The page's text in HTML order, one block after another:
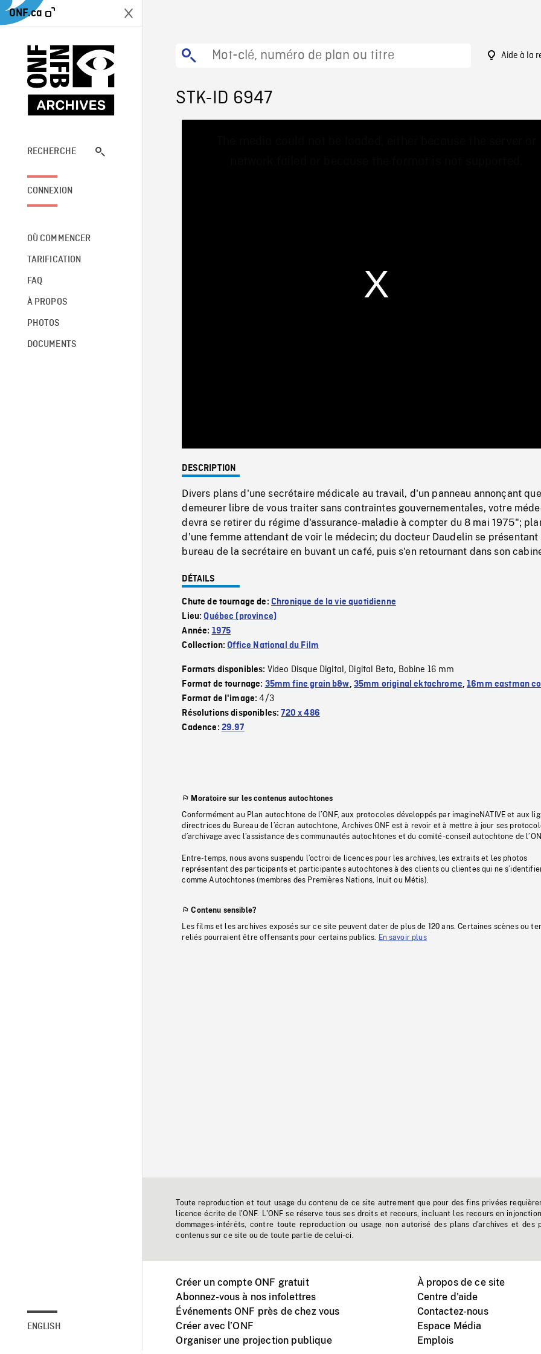
ONF.ca
RECHERCHE
CONNEXION
OÙ COMMENCER
TARIFICATION
FAQ
À PROPOS
PHOTOS
DOCUMENTS
ENGLISH
Aide à la
STK-ID 6947
0%
DESCRIPTION
Divers plans d'une secrétaire médicale au travail, d'un panneau annonçant
demeurer libre de vous traiter sans contraintes gouvernementales, votre
devra se retirer du régime d'assurance-maladie à compter du 8 mai 1975";
d'une femme attendant de voir le médecin; du docteur Daudelin se présentant
bureau de la secrétaire en buvant un café, puis s'en retournant dans son
DÉTAILS
Chute de tournage de: Chronique de la vie quotidienne
Lieu:Québec (province)
Année: 1975
Collection:Office National du Film
Formats disponibles: Video Disque Digital, Digital Beta, Bobine 16 mm
Format de tournage: 35mm fine grain b&w, 35mm original ektachrome,16mm eastman
Format de l'image:4/3
Résolutions disponibles:720 x 486
Cadence: 29.97
Moratoire sur les contenus autochtones
Conformément au Plan autochtone de l’ONF, aux protocoles développés par imagineNATIVE et aux
directrices du Bureau de l’écran autochtone, Archives ONF est à revoir et à mettre à jour ses
d’archivage avec l’assistance des communautés autochtones et du comité-conseil autochtone de
Entre-temps, nous avons suspendu l’octroi de licences pour les archives, les extraits et les photos
représentant des participants et participantes autochtones à des clients ou clientes qui ne
comme Autochtones (membres des Premières Nations, Inuit ou Métis).
Contenu sensible?
Les films et les archives exposés sur ce site peuvent dater de plus de 120 ans. Certaines scènes ou
reliés pourraient être offensants pour certains publics.
En savoir plus
Toute reproduction et tout usage du contenu de ce site autrement que pour des fins privées
licence écrite de l'ONF. L'ONF se réserve tous ses droits et recours, incluant les recours en
dommages-intérêts, contre toute reproduction ou usage non autorisé des plans d'archives et des
contenus sur ce site ou de toute partie de celui-ci.
Créer un compte ONF gratuit
Abonnez-vous à nos infolettres
Événements ONF près de chez vous
Créer avec l’ONF
Organiser une projection publique
À propos de ce site
Centre d'aide
Contactez-nous
Espace Média
Emplois